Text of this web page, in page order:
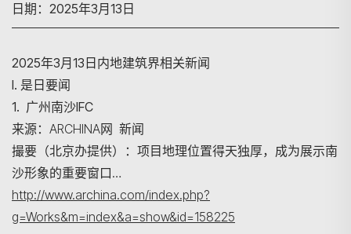
日期：2025年3月13日
2025年3月13日内地建筑界相关新闻
I. 是日要闻
1. 广州南沙IFC
来源：ARCHINA网 新闻
撮要（北京办提供）：项目地理位置得天独厚，成为展示南
沙形象的重要窗口…
http://www.archina.com/index.php?
g=Works&m=index&a=show&id=158225